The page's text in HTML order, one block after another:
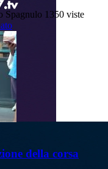
Spagnulo 1350 viste
della corsa